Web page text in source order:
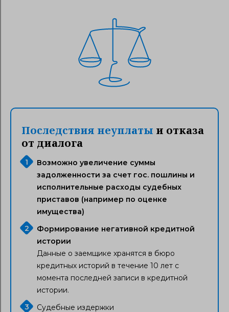
Последствия неуплаты и отказа
от диалога
Возможно увеличение суммы
задолженности за счет гос. пошлины и
исполнительные расходы судебных
приставов (например по оценке
имущества)
Формирование негативной кредитной
истории
Данные о заемщике хранятся в бюро
кредитных историй в течение 10 лет с
момента последней записи в кредитной
истории.
Судебные издержки